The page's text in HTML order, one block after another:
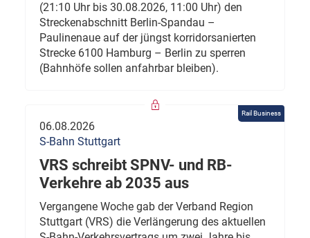
(21:10 Uhr bis 30.08.2026, 11:00 Uhr) den
Streckenabschnitt Berlin-Spandau –
Paulinenaue auf der jüngst korridorsanierten
Strecke 6100 Hamburg – Berlin zu sperren
(Bahnhöfe sollen anfahrbar bleiben).
Rail Business
06.08.2026
S-Bahn Stuttgart
VRS schreibt SPNV- und RB-
Verkehre ab 2035 aus
Vergangene Woche gab der Verband Region
Stuttgart (VRS) die Verlängerung des aktuellen